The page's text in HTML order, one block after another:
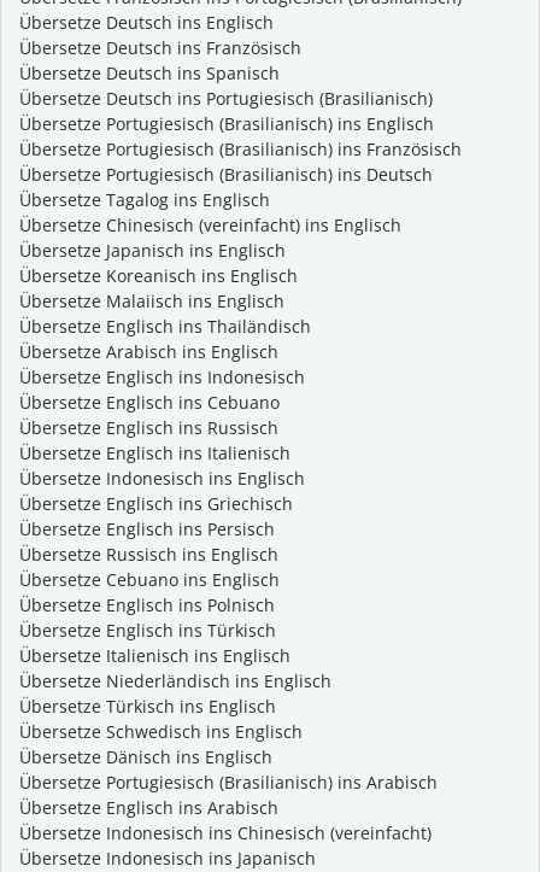
Übersetze Deutsch ins Englisch
Übersetze Deutsch ins Französisch
Übersetze Deutsch ins Spanisch
Übersetze Deutsch ins Portugiesisch (Brasilianisch)
Übersetze Portugiesisch (Brasilianisch) ins Englisch
Übersetze Portugiesisch (Brasilianisch) ins Französisch
Übersetze Portugiesisch (Brasilianisch) ins Deutsch
Übersetze Tagalog ins Englisch
Übersetze Chinesisch (vereinfacht) ins Englisch
Übersetze Japanisch ins Englisch
Übersetze Koreanisch ins Englisch
Übersetze Malaiisch ins Englisch
Übersetze Englisch ins Thailändisch
Übersetze Arabisch ins Englisch
Übersetze Englisch ins Indonesisch
Übersetze Englisch ins Cebuano
Übersetze Englisch ins Russisch
Übersetze Englisch ins Italienisch
Übersetze Indonesisch ins Englisch
Übersetze Englisch ins Griechisch
Übersetze Englisch ins Persisch
Übersetze Russisch ins Englisch
Übersetze Cebuano ins Englisch
Übersetze Englisch ins Polnisch
Übersetze Englisch ins Türkisch
Übersetze Italienisch ins Englisch
Übersetze Niederländisch ins Englisch
Übersetze Türkisch ins Englisch
Übersetze Schwedisch ins Englisch
Übersetze Dänisch ins Englisch
Übersetze Portugiesisch (Brasilianisch) ins Arabisch
Übersetze Englisch ins Arabisch
Übersetze Indonesisch ins Chinesisch (vereinfacht)
Übersetze Indonesisch ins Japanisch